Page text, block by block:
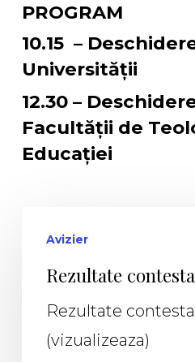
PROGRAM
10.15 –
Universității
12.30 –
Facultății de
Educației
Avizier
Rezultate
Rezultate
(vizualizeaza)